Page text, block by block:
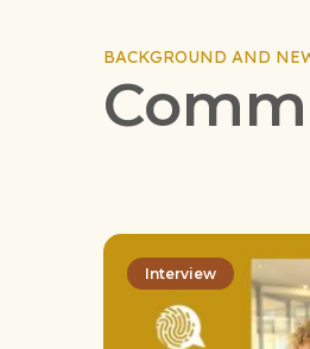
BACKGROUND AND
Interview